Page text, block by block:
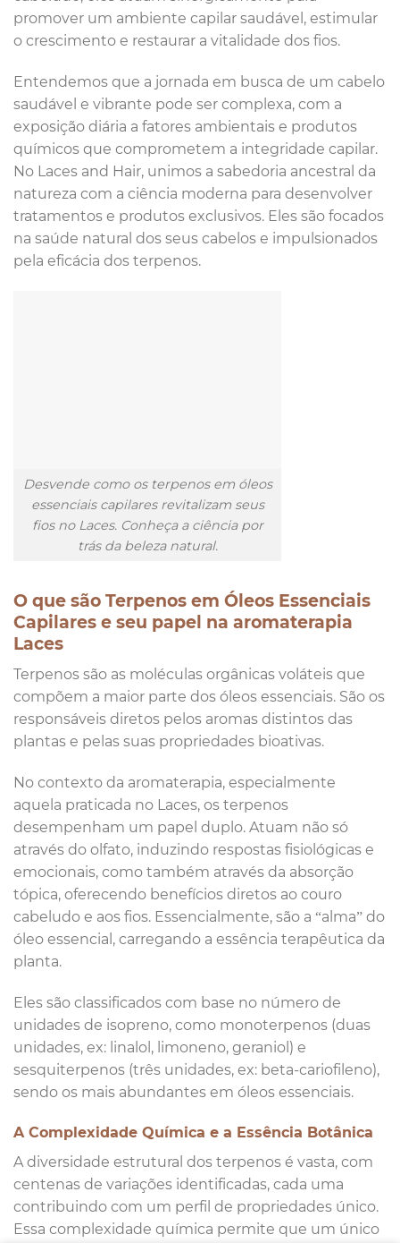
promover um ambiente capilar saudável, estimular
o crescimento e restaurar a vitalidade dos fios.
Entendemos que a jornada em busca de um cabelo
saudável e vibrante pode ser complexa, com a
exposição diária a fatores ambientais e produtos
químicos que comprometem a integridade capilar.
No Laces and Hair, unimos a sabedoria ancestral da
natureza com a ciência moderna para desenvolver
tratamentos e produtos exclusivos. Eles são focados
na saúde natural dos seus cabelos e impulsionados
pela eficácia dos terpenos.
Desvende como os terpenos em óleos
essenciais capilares revitalizam seus
fios no Laces. Conheça a ciência por
trás da beleza natural.
O que são Terpenos em Óleos Essenciais
Capilares e seu papel na aromaterapia
Laces
Terpenos são as moléculas orgânicas voláteis que
compõem a maior parte dos óleos essenciais. São os
responsáveis diretos pelos aromas distintos das
plantas e pelas suas propriedades bioativas.
No contexto da aromaterapia, especialmente
aquela praticada no Laces, os terpenos
desempenham um papel duplo. Atuam não só
através do olfato, induzindo respostas fisiológicas e
emocionais, como também através da absorção
tópica, oferecendo benefícios diretos ao couro
cabeludo e aos fios. Essencialmente, são a “alma” do
óleo essencial, carregando a essência terapêutica da
planta.
Eles são classificados com base no número de
unidades de isopreno, como monoterpenos (duas
unidades, ex: linalol, limoneno, geraniol) e
sesquiterpenos (três unidades, ex: beta-cariofileno),
sendo os mais abundantes em óleos essenciais.
A Complexidade Química e a Essência Botânica
A diversidade estrutural dos terpenos é vasta, com
centenas de variações identificadas, cada uma
contribuindo com um perfil de propriedades único.
Essa complexidade química permite que um único